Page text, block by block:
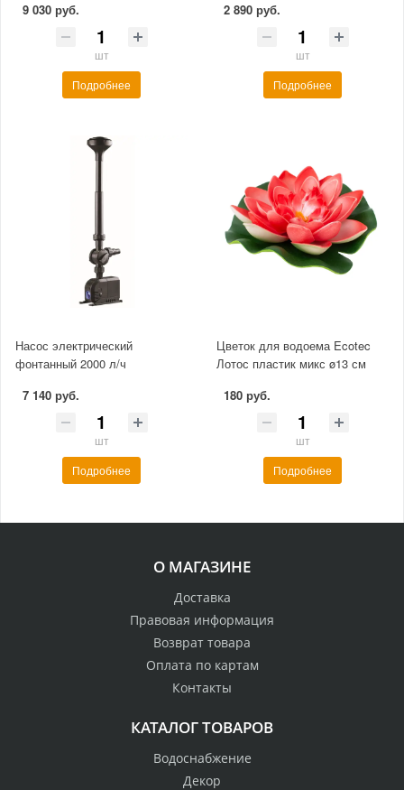
9 030 руб.
шт
Подробнее
2 890 руб.
шт
Подробнее
Насос электрический
фонтанный 2000 л/ч
7 140 руб.
шт
Подробнее
Цветок для водоема Ecotec
Лотос пластик микс ø13 см
180 руб.
шт
Подробнее
О МАГАЗИНЕ
Доставка
Правовая информация
Возврат товара
Оплата по картам
Контакты
КАТАЛОГ ТОВАРОВ
Водоснабжение
Декор